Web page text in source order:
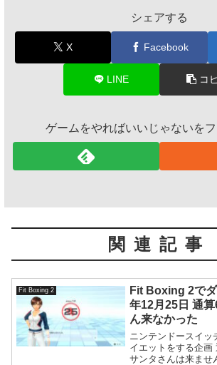
シェアする
X Facebook
LINE コ
ゲームをやればいいじゃないを
関連記事
Fit Boxing 2
Fit Boxing 2で
年12月25日 通
ん来なかった
ニンテンドースイ
イエットをする企画
サンタさんは来ませ